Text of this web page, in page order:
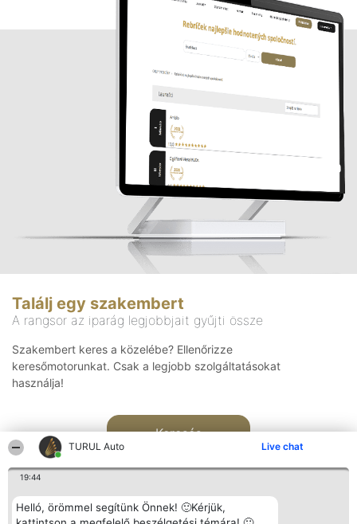
TURUL Auto Live chat
19:44
Helló, örömmel segítünk Önnek! 🙂Kérjük,
Találj egy szakembert
A rangsor az iparág legjobbjait gyűjti össze
Szakembert keres a közelébe? Ellenőrizze
keresőmotorunkat. Csak a legjobb szolgáltatásokat
használja!
Keresés